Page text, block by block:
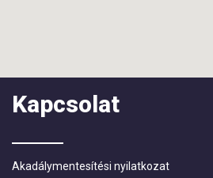
Kapcsolat
Akadálymentesítési nyilatkozat